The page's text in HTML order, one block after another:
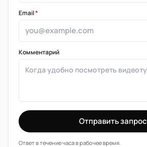
Email*
Комментарий
Отправить запрос
Ответ в течение часа в рабочее время.